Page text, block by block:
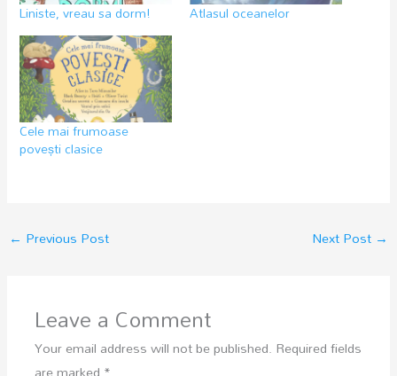
Liniste, vreau sa dorm! Atlasul oceanelor
Cele mai frumoase
povești clasice
← Previous Post Next Post →
Leave a Comment
Your email address will not be published. Required fields